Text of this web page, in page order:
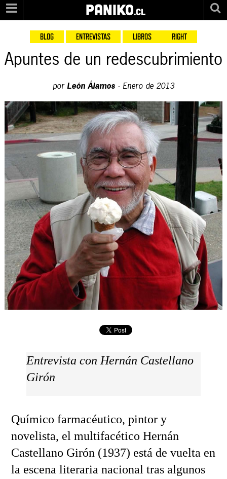
PANIKO.cl
BLOG ENTREVISTAS LIBROS RIGHT
Apuntes de un redescubrimiento
por León Álamos· Enero de 2013
Entrevista con Hernán Castellano
Girón
Químico farmacéutico, pintor y
novelista, el multifacético Hernán
Castellano Girón (1937) está de vuelta en
la escena literaria nacional tras algunos